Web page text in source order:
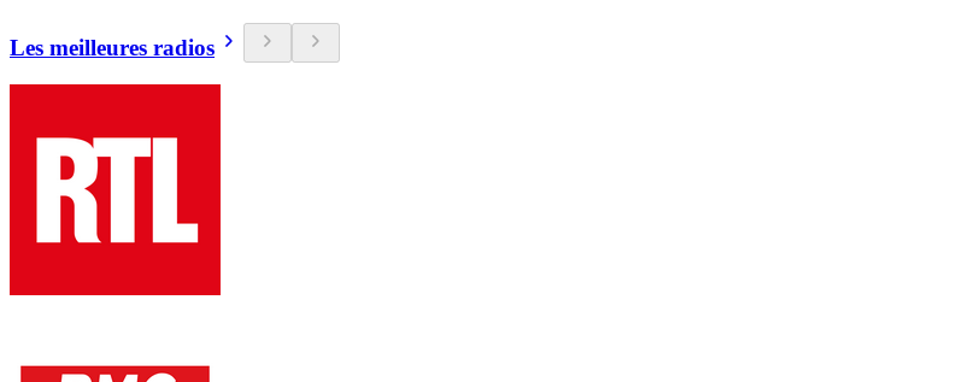
Les meilleures radios